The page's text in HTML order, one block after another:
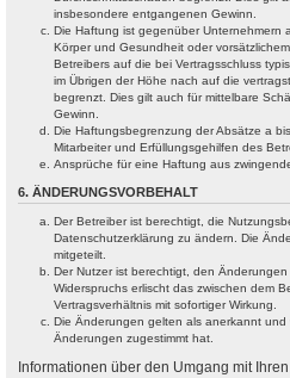
insbesondere entgangenen Gewinn.
Die Haftung ist gegenüber Unternehmern
Körper und Gesundheit oder
Betreibers auf die bei Vertragsschluss
im Übrigen der Höhe nach auf die
begrenzt. Dies gilt auch für mittelbare
Gewinn.
Die Haftungsbegrenzung der Absätze a
Mitarbeiter und Erfüllungsgehilfen des
Ansprüche für eine Haftung aus
6. ÄNDERUNGSVORBEHALT
Der Betreiber ist berechtigt, die
Datenschutzerklärung zu ändern. Die
mitgeteilt.
Der Nutzer ist berechtigt, den
Widerspruchs erlischt das zwischen dem
Vertragsverhältnis mit sofortiger Wirkung.
Die Änderungen gelten als anerkannt
Änderungen zugestimmt hat.
Informationen über den Umgang mit